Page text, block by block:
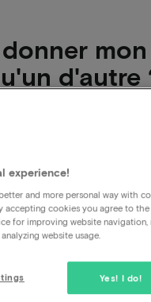
de vous ?
ma réservation ?
d'autre
code est unique mais pas
règles différentes
experience!
and more personal way with
accepting cookies you agree to
for improving website navigation,
website usage.
Yes! I do!